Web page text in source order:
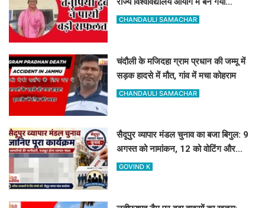
असिस्टेंट प्रोफेसर
CHANDAULI SAMACHAR
चंदौली के मजिदहा ग्राम प्रधान की जम्मू में
सड़क हादसे में मौत, गांव में मचा कोहराम
CHANDAULI SAMACHAR
सैदूपुर व्यापार मंडल चुनाव का बजा बिगुल: 9
अगस्त को नामांकन, 12 को वोटिंग और
नतीजे
GOVIND K